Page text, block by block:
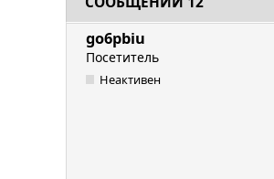
go6pbiu
Посетитель
Неактивен